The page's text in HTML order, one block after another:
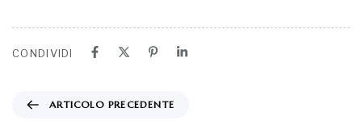
CONDIVIDI
ARTICOLO PRECEDENTE